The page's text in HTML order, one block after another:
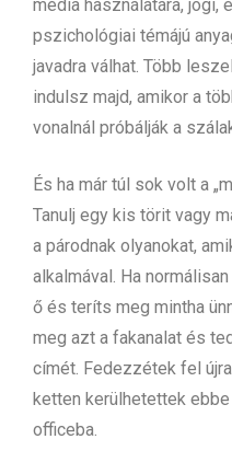
média használatára, jogi,
pszichológiai témájú
javadra válhat. Több
indulsz majd, amikor a
vonalnál próbálják a
És ha már túl sok volt a
Tanulj egy kis törit vagy
a párodnak olyanokat,
alkalmával. Ha
ő és teríts meg mintha
meg azt a fakanalat és
címét. Fedezzétek fel
ketten kerülhetettek
officeba.